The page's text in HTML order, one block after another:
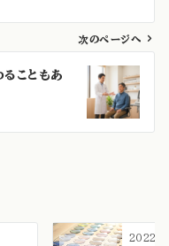
次のページへ
こともあ
2022年